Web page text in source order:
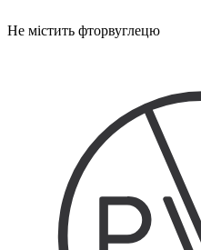
Не містить фторвуглецю